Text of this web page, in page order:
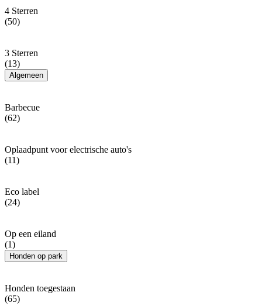
4 Sterren
(50)
3 Sterren
(13)
Algemeen
Barbecue
(62)
Oplaadpunt voor electrische auto's
(11)
Eco label
(24)
Op een eiland
(1)
Honden op park
Honden toegestaan
(65)